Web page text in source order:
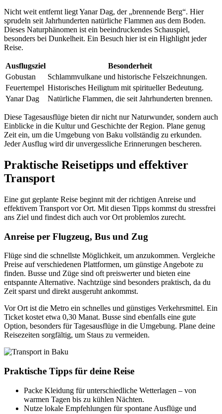
Nicht weit entfernt liegt Yanar Dag, der „brennende Berg“. Hier
sprudeln seit Jahrhunderten natürliche Flammen aus dem Boden.
Dieses Naturphänomen ist ein beeindruckendes Schauspiel,
besonders bei Dunkelheit. Ein Besuch hier ist ein Highlight jeder
Reise.
Ausflugsziel
Besonderheit
Gobustan
Schlammvulkane und historische Felszeichnungen.
Feuertempel Historisches Heiligtum mit spiritueller Bedeutung.
Yanar Dag
Natürliche Flammen, die seit Jahrhunderten brennen.
Diese Tagesausflüge bieten dir nicht nur Naturwunder, sondern auch
Einblicke in die Kultur und Geschichte der Region. Plane genug
Zeit ein, um die Umgebung von Baku vollständig zu erkunden.
Jeder Ausflug wird dir unvergessliche Erinnerungen bescheren.
Praktische Reisetipps und effektiver
Transport
Eine gut geplante Reise beginnt mit der richtigen Anreise und
effektivem Transport vor Ort. Mit diesen Tipps kommst du stressfrei
ans Ziel und findest dich auch vor Ort problemlos zurecht.
Anreise per Flugzeug, Bus und Zug
Flüge sind die schnellste Möglichkeit, um anzukommen. Vergleiche
Preise auf verschiedenen Plattformen, um günstige Angebote zu
finden. Busse und Züge sind oft preiswerter und bieten eine
entspannte Alternative. Nachtzüge sind besonders praktisch, da du
Zeit sparst und direkt ausgeruht ankommst.
Vor Ort ist die Metro ein schnelles und günstiges Verkehrsmittel. Ein
Ticket kostet etwa 0,30 Manat. Busse sind ebenfalls eine gute
Option, besonders für Tagesausflüge in die Umgebung. Plane deine
Reisezeiten sorgfältig, um Staus zu vermeiden.
Praktische Tipps für deine Reise
Packe Kleidung für unterschiedliche Wetterlagen – von
warmen Tagen bis zu kühlen Nächten.
Nutze lokale Empfehlungen für spontane Ausflüge und